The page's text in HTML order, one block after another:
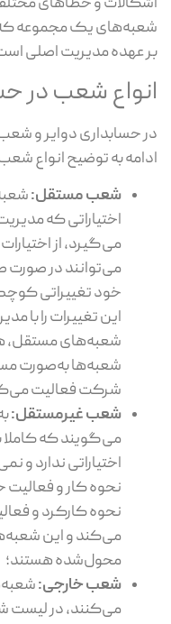
شعبه‌های یک مجموعه
بر عهده مدیریت اصلی
انواع شعب در
در حسابداری دوایر و
ادامه به توضیح انواع
شعب مستقل:
اختیاراتی که
می‌گیرد، از
می‌توانند در صورت
خود تغییراتی
این تغییرات را با
شعبه‌های مستقل،
شعبه‌ها به‌صورت
شرکت فعالیت
شعب غیرمستقل:
می‌گویند که
اختیاراتی ندارد و
نحوه کار و فعالیت
نحوه کارکرد و
می‌کند و این
محول‌شده هستند؛
شعب خارجی:
می‌کنند، در لیست